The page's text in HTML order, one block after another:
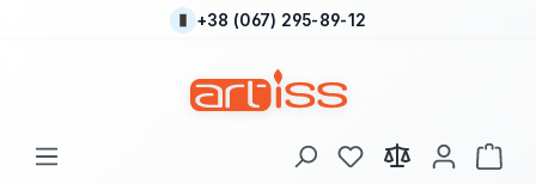
Перейти до основного вмісту
+38 (067) 295-89-12
У вас є 0 у списку